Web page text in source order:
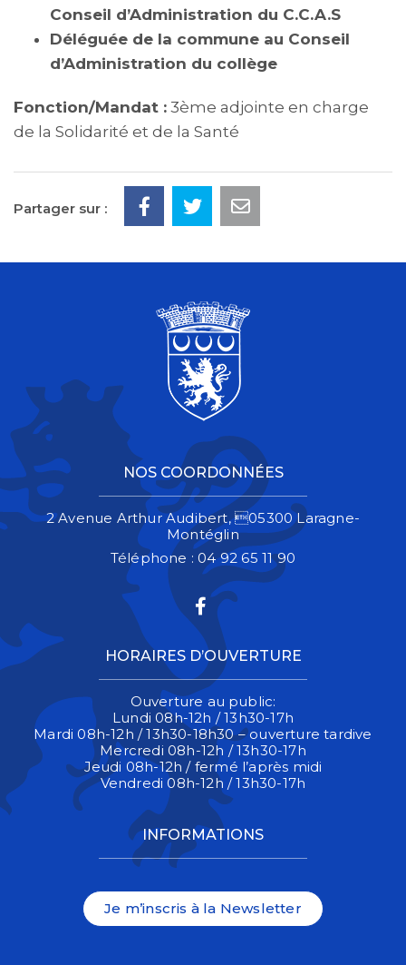
Conseil d’Administration du C.C.A.S
Déléguée de la commune au Conseil
d’Administration du collège
Fonction/Mandat : 3ème adjointe en charge
de la Solidarité et de la Santé
Partager sur :
NOS COORDONNÉES
2 Avenue Arthur Audibert, 05300 Laragne-
Montéglin
Téléphone :04 92 65 11 90
Lien vers le compte
HORAIRES D’OUVERTURE
Ouverture au public:
Lundi 08h-12h / 13h30-17h
Mardi 08h-12h / 13h30-18h30 – ouverture tardive
Mercredi 08h-12h / 13h30-17h
Jeudi 08h-12h / fermé l’après midi
Vendredi 08h-12h / 13h30-17h
INFORMATIONS
Je m’inscris à la Newsletter